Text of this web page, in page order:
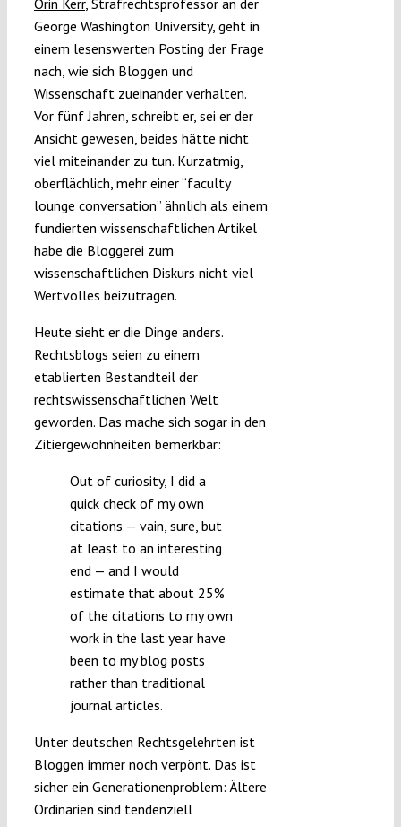
Submissions
Projects
Orin Kerr, Strafrechtsprofessor an der
George Washington University, geht in
einem lesenswerten Posting der Frage
nach, wie sich Bloggen und
Wissenschaft zueinander verhalten.
Vor fünf Jahren, schreibt er, sei er der
Ansicht gewesen, beides hätte nicht
viel miteinander zu tun. Kurzatmig,
oberflächlich, mehr einer “faculty
lounge conversation” ähnlich als einem
fundierten wissenschaftlichen Artikel
habe die Bloggerei zum
wissenschaftlichen Diskurs nicht viel
Wertvolles beizutragen.
Heute sieht er die Dinge anders.
Rechtsblogs seien zu einem
etablierten Bestandteil der
rechtswissenschaftlichen Welt
geworden. Das mache sich sogar in den
Zitiergewohnheiten bemerkbar:
Out of curiosity, I did a
quick check of my own
citations — vain, sure, but
at least to an interesting
end — and I would
estimate that about 25%
of the citations to my own
work in the last year have
been to my blog posts
rather than traditional
journal articles.
Unter deutschen Rechtsgelehrten ist
Bloggen immer noch verpönt. Das ist
sicher ein Generationenproblem: Ältere
Ordinarien sind tendenziell